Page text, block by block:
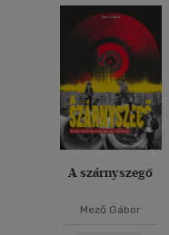
A szárnyszegő
Mező Gábor